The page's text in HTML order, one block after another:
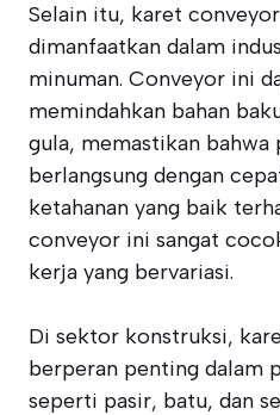
Selain itu, karet
dimanfaatkan dalam
minuman. Conveyor ini
memindahkan bahan
gula, memastikan bahwa
berlangsung dengan
ketahanan yang baik
conveyor ini sangat
kerja yang bervariasi.
Di sektor konstruksi,
berperan penting dalam
seperti pasir, batu, dan